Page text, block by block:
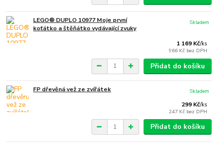
LEGO® DUPLO 10977 Moje první
koťátko a štěňátko vydávající zvuky
1 169 Kč/ks
966 Kč bez DPH
Skladem
Přidat do košíku
FP dřevěná vež ze zvířátek
299 Kč/ks
247 Kč bez DPH
Skladem
Přidat do košíku